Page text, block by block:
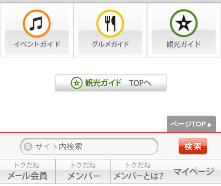
ページTOP▲